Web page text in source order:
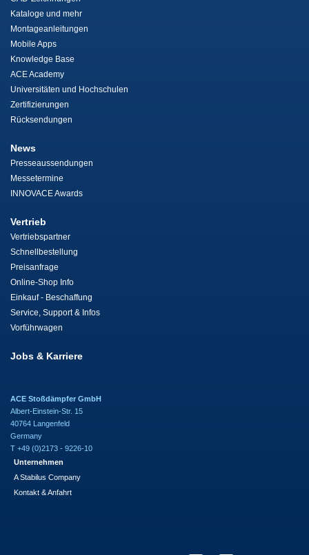
Kataloge und mehr
Montageanleitungen
Mobile Apps
Knowledge Base
ACE Academy
Universitäten und Hochschulen
Zertifizierungen
Rücksendungen
News
Presseaussendungen
Messetermine
INNOVACE Awards
Vertrieb
Vertriebspartner
Schnellbestellung
Preisanfrage
Online-Shop Info
Einkauf - Beschaffung
Service, Support & Infos
Vorführwagen
Jobs & Karriere
ACE Stoßdämpfer GmbH
Albert-Einstein-Str. 15
40764 Langenfeld
Germany
T +49 (0)2173 - 9226-10
Unternehmen
A Stabilus Company
Kontakt & Anfahrt